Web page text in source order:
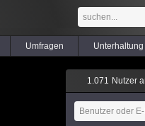
Umfragen Unterhaltung
1.071 Nutzer